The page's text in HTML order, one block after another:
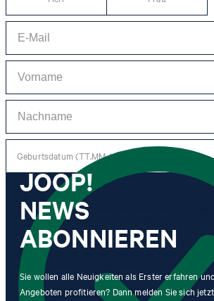
Geburtsdatum (TT.MM.JJJJ)
*Ich stimme der Erhebung, Verarbeitung und
Newsletters zu Zwecken der persönlichen Beratung,
Kundenservice sowie der Personalisierung von
Informationen zum Newsletter (Name des
Newsletters, Zeitpunkt des Versands,
welchen Link innerhalb des Newsletters klicke sowie
Zusammenhang mit dem Newsletter tätige.
Mit einem Klick auf „Newsletter abonnieren"
JOOP!
NEWS
ABONNIEREN
Sie wollen alle Neuigkeiten als Erster erfahren
Angeboten profitieren? Dann melden Sie sich